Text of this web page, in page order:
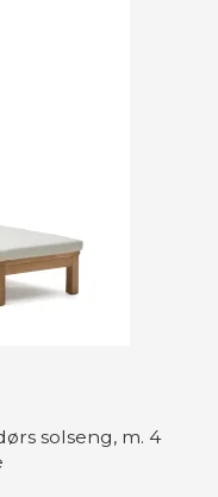
solseng, m. 4